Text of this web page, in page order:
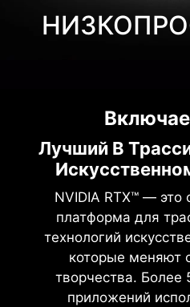
Лучший В
NVIDIA RTX™ — это
платформа для
технологий
которые меняют
творчества. Более
приложений